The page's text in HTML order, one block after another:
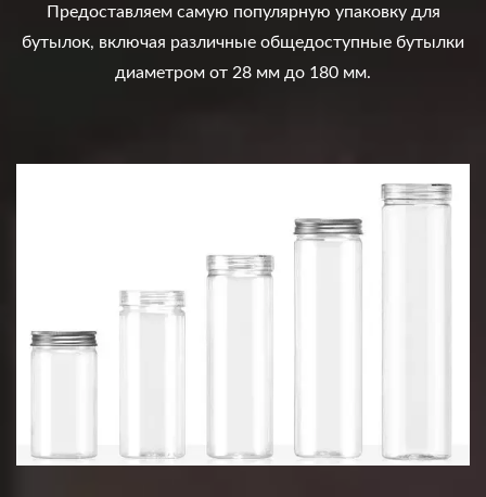
Предоставляем самую популярную упаковку для
бутылок, включая различные общедоступные бутылки
диаметром от 28 мм до 180 мм.